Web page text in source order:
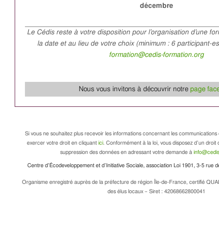
décembre
Le Cédis reste à votre disposition pour l’organisation d’une
la date et au lieu de votre choix (minimum : 6 participant-
formation@cedis-formation.org
Nous vous invitons à découvrir notre page
Si vous ne souhaitez plus recevoir les informations concernant les communications
exercer votre droit en cliquant ici. Conformément à la loi, vous disposez d’un droit
suppression des données en adressant votre demande à
Centre d’Écodeveloppement et d’Initiative Sociale, association Loi 1901, 3-5 rue
Organisme enregistré auprès de la préfecture de région Île-de-France, certifié
des élus locaux – Siret : 42068662800041